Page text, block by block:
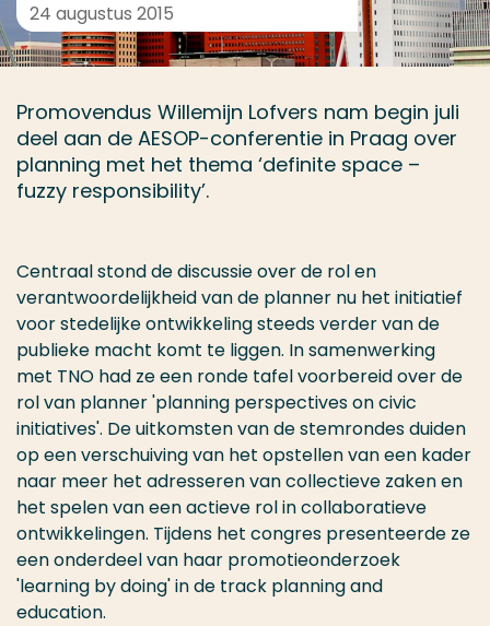
24 augustus 2015
Promovendus Willemijn Lofvers nam begin juli
deel aan de AESOP-conferentie in Praag over
planning met het thema ‘definite space –
fuzzy responsibility’.
Centraal stond de discussie over de rol en
verantwoordelijkheid van de planner nu het initiatief
voor stedelijke ontwikkeling steeds verder van de
publieke macht komt te liggen. In samenwerking
met TNO had ze een ronde tafel voorbereid over de
rol van planner 'planning perspectives on civic
initiatives'. De uitkomsten van de stemrondes duiden
op een verschuiving van het opstellen van een kader
naar meer het adresseren van collectieve zaken en
het spelen van een actieve rol in collaboratieve
ontwikkelingen. Tijdens het congres presenteerde ze
een onderdeel van haar promotieonderzoek
'learning by doing' in de track planning and
education.